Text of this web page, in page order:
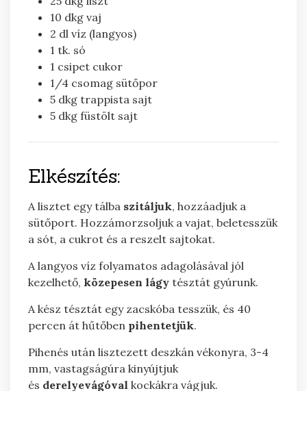
10 dkg vaj
2 dl víz (langyos)
1 tk. só
1 csipet cukor
1/4 csomag sütőpor
5 dkg trappista sajt
5 dkg füstölt sajt
Elkészítés:
A lisztet egy tálba szitáljuk, hozzáadjuk a
sütőport. Hozzámorzsoljuk a vajat, beletesszük
a sót, a cukrot és a reszelt sajtokat.
A langyos víz folyamatos adagolásával jól
kezelhető, közepesen lágy tésztát gyúrunk.
A kész tésztát egy zacskóba tesszük, és 40
percen át hűtőben pihentetjük.
Pihenés után lisztezett deszkán vékonyra, 3-4
mm, vastagságúra kinyújtjuk
és derelyevágóval kockákra vágjuk.